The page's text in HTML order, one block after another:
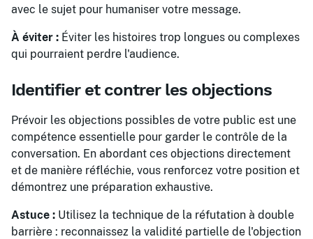
avec le sujet pour humaniser votre message.
À éviter : Éviter les histoires trop longues ou complexes
qui pourraient perdre l'audience.
Identifier et contrer les objections
Prévoir les objections possibles de votre public est une
compétence essentielle pour garder le contrôle de la
conversation. En abordant ces objections directement
et de manière réfléchie, vous renforcez votre position et
démontrez une préparation exhaustive.
Astuce : Utilisez la technique de la réfutation à double
barrière : reconnaissez la validité partielle de l'objection